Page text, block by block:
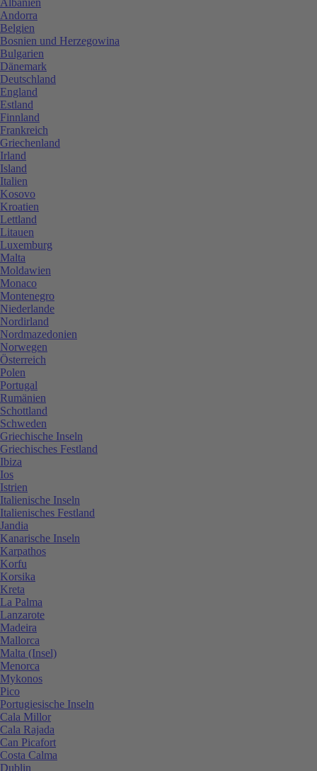
Andorra
Belgien
Bosnien und Herzegowina
Bulgarien
Dänemark
Deutschland
England
Estland
Finnland
Frankreich
Griechenland
Irland
Island
Italien
Kosovo
Kroatien
Lettland
Litauen
Luxemburg
Malta
Moldawien
Monaco
Montenegro
Niederlande
Nordirland
Nordmazedonien
Norwegen
Österreich
Polen
Portugal
Rumänien
Schottland
Schweden
Griechische Inseln
Griechisches Festland
Ibiza
Ios
Istrien
Italienische Inseln
Italienisches Festland
Jandia
Kanarische Inseln
Karpathos
Korfu
Korsika
Kreta
La Palma
Lanzarote
Madeira
Mallorca
Malta (Insel)
Menorca
Mykonos
Pico
Portugiesische Inseln
Cala Millor
Cala Rajada
Can Picafort
Costa Calma
Dublin